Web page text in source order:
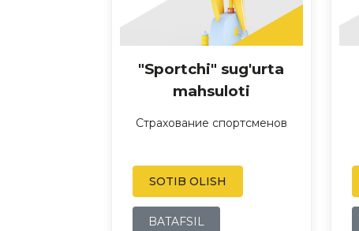
"Sportchi" sug'urta
mahsuloti
Страхование спортсменов
SOTIB OLISH
BATAFSIL